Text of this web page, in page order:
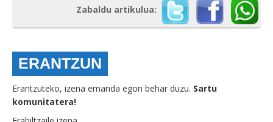
Zabaldu artikulua:
ERANTZUN
Erantzuteko, izena emanda egon behar duzu. Sartu
komunitatera!